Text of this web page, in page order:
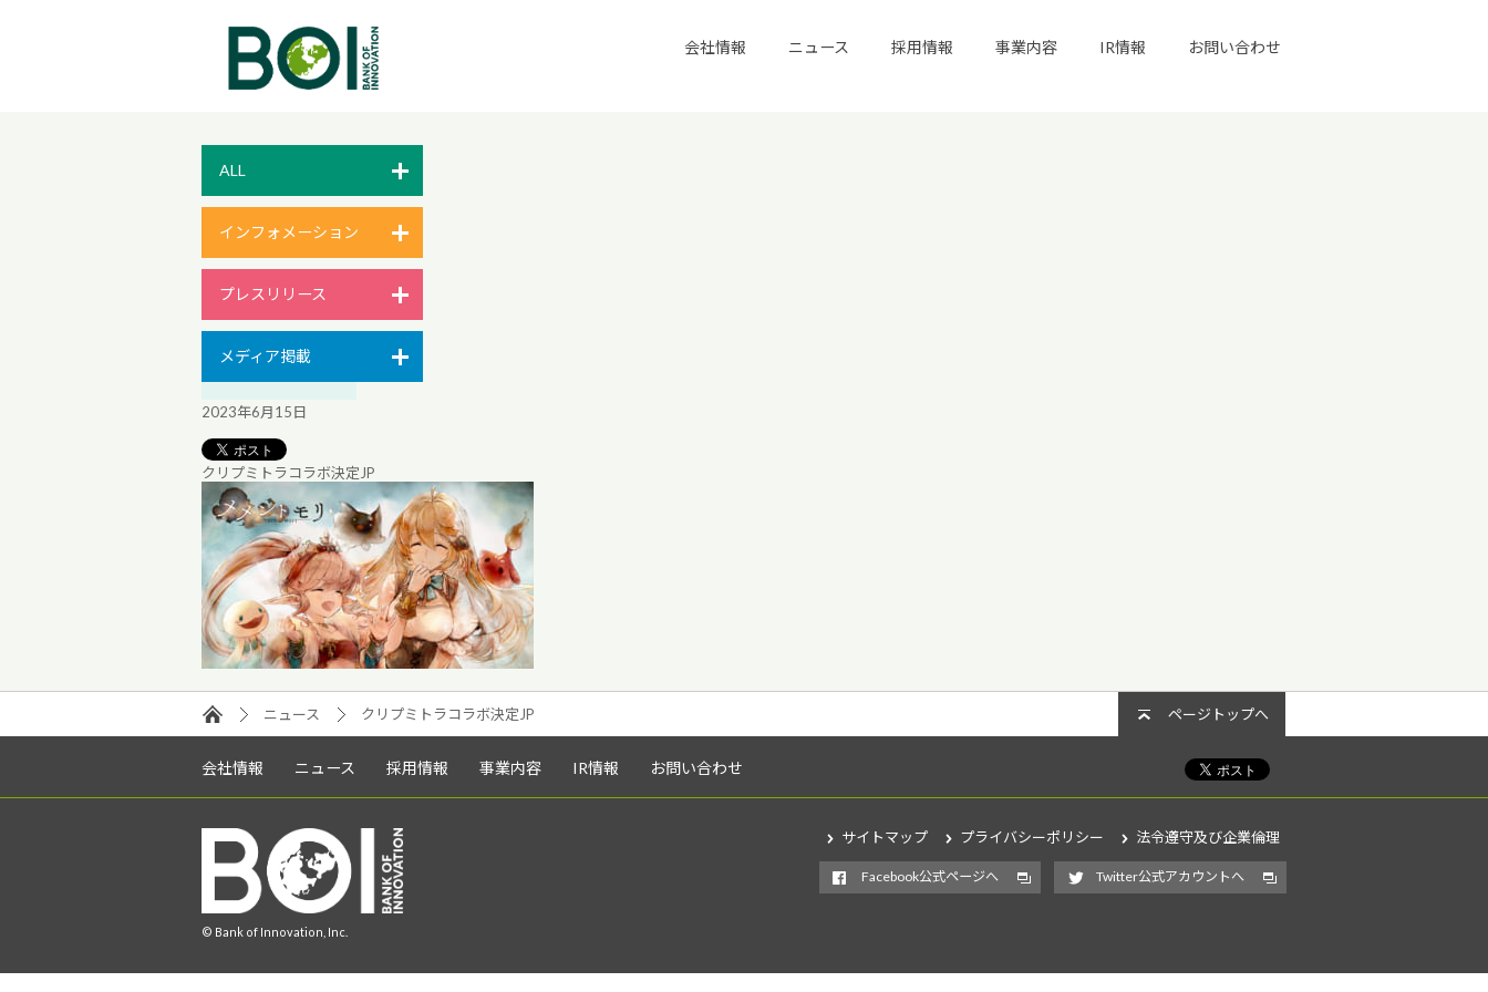
会社情報 ニュース 採用情報 事業内容 IR情報 お問い合わせ
ALL
インフォメーション
プレスリリース
メディア掲載
2023年6月15日
クリプミトラコラボ決定JP
ニュース クリプミトラコラボ決定JP ページトップへ
会社情報 ニュース 採用情報 事業内容 IR情報 お問い合わせ
© Bank of Innovation, Inc.
サイトマップ プライバシーポリシー 法令遵守及び企業倫理
Facebook公式ページへ Twitter公式アカウントへ